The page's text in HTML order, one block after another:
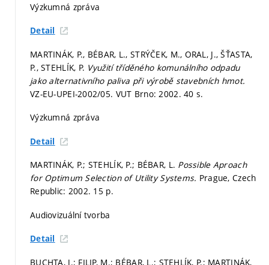
Výzkumná zpráva
Detail
MARTINÁK, P., BÉBAR, L., STRÝČEK, M., ORAL, J., ŠŤASTA,
P., STEHLÍK, P. Využití tříděného komunálního odpadu
jako alternativního paliva při výrobě stavebních hmot.
VZ-EU-UPEI-2002/05. VUT Brno: 2002. 40 s.
Výzkumná zpráva
Detail
MARTINÁK, P.; STEHLÍK, P.; BÉBAR, L. Possible Aproach
for Optimum Selection of Utility Systems. Prague, Czech
Republic: 2002. 15 p.
Audiovizuální tvorba
Detail
BUCHTA, J.; FILIP, M.; BÉBAR, L.; STEHLÍK, P.; MARTINÁK,